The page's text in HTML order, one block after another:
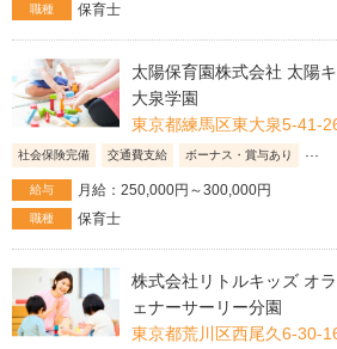
職種 保育士
太陽保育園株式会社 太陽
大泉学園
東京都練馬区東大泉5-41-
社会保険完備 交通費支給 ボーナス・賞与あり
給与 月給：250,000円～300,000円
職種 保育士
株式会社リトルキッズ オ
ェナーサーリー分園
東京都荒川区西尾久6-30-